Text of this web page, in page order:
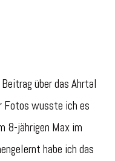
über das Ahrtal
Fotos wusste ich es
8-jährigen Max im
habe ich das